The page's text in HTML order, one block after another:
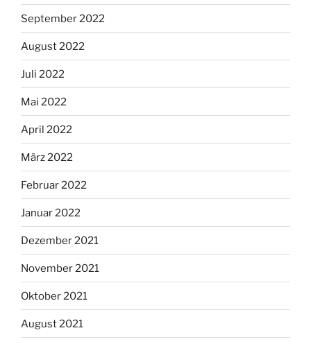
September 2022
August 2022
Juli 2022
Mai 2022
April 2022
März 2022
Februar 2022
Januar 2022
Dezember 2021
November 2021
Oktober 2021
August 2021